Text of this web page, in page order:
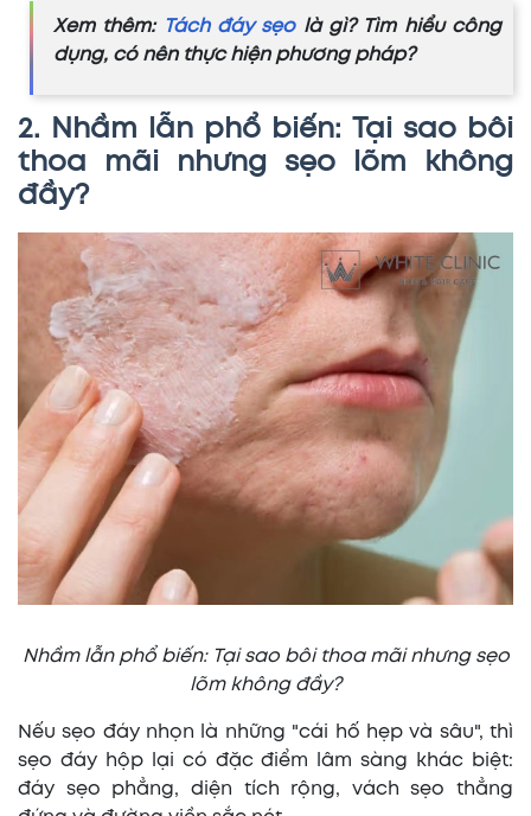
Xem thêm: Tách đáy sẹolà gì? Tìm hiểu công
dụng, có nên thực hiện phương pháp?
2. Nhầm lẫn phổ biến: Tại sao bôi
thoa mãi nhưng sẹo lõm không
đầy?
Nhầm lẫn phổ biến: Tại sao bôi thoa mãi nhưng sẹo
lõm không đầy?
Nếu sẹo đáy nhọn là những "cái hố hẹp và sâu", thì
sẹo đáy hộp lại có đặc điểm lâm sàng khác biệt:
đáy sẹo phẳng, diện tích rộng, vách sẹo thẳng